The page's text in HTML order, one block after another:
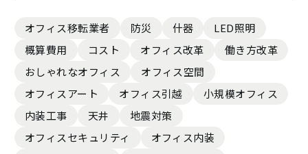
オフィス移転業者 防災 什器
LED照明
概算費用
コスト オフィス改革
働き方改革
おしゃれなオフィス
オフィス空間
オフィスアート
オフィス引越
小規模オフィス
内装工事
天井
地震対策
オフィスセキュリティ
オフィス内装